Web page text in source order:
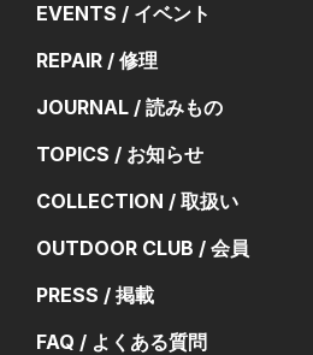
EVENTS / イベント
REPAIR / 修理
JOURNAL / 読みもの
TOPICS / お知らせ
COLLECTION / 取扱い
OUTDOOR CLUB / 会員
PRESS / 掲載
FAQ / よくある質問